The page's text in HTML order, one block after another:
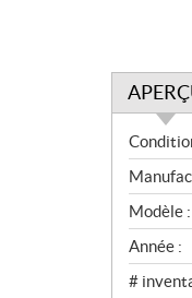
A
p
e
r
ç
u
Modèle :
Année :
#